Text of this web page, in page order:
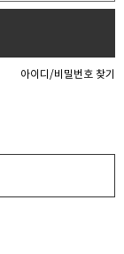
아이디/비밀번호 찾기